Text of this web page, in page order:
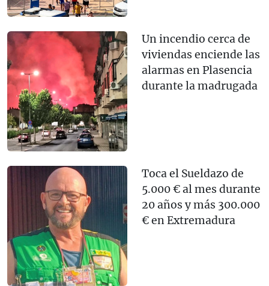
Un incendio cerca de
viviendas enciende las
alarmas en Plasencia
durante la madrugada
Toca el Sueldazo de
5.000 € al mes durante
20 años y más 300.000
€ en Extremadura